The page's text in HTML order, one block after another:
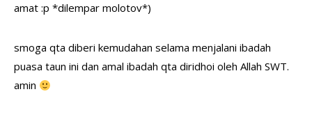
amat :p *dilempar molotov*)
smoga qta diberi kemudahan selama menjalani ibadah
puasa taun ini dan amal ibadah qta diridhoi oleh Allah SWT.
amin